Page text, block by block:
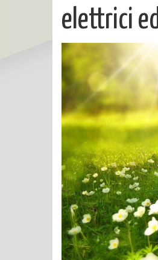
elettrici